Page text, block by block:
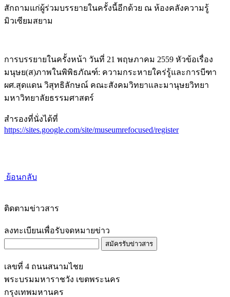
สักถามแก่ผู้ร่วมบรรยายในครั้งนี้อีกด้วย ณ ห้องคลังความรู้
มิวเซียมสยาม
การบรรยายในครั้งหน้า วันที่ 21 พฤษภาคม 2559 หัวข้อเรื่อง
มนุษย(ส)ภาพในพิพิธภัณฑ์: ความกระหายใคร่รู้และการบีฑา
ผศ.สุดแดน วิสุทธิลักษณ์ คณะสังคมวิทยาและมานุษยวิทยา
มหาวิทยาลัยธรรมศาสตร์
สำรองที่นั่งได้ที่
https://sites.google.com/site/museumrefocused/register
ย้อนกลับ
ติดตามข่าวสาร
ลงทะเบียนเพื่อรับจดหมายข่าว
สมัครรับข่าวสาร
เลขที่ 4 ถนนสนามไชย
พระบรมมหาราชวัง เขตพระนคร
กรุงเทพมหานคร